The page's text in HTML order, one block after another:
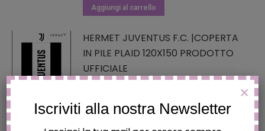
Aggiungi al carrello
HERMET JUVENTUS F.C. |COPERTA
IN PILE PLAID 120X150 PRODOTTO
UFFICIALE
Iscriviti alla nostra Newsletter
X